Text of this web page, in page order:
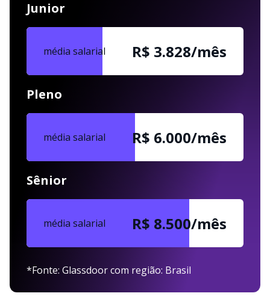
Junior
média salarial R$ 3.828/mês
Pleno
média salarial R$ 6.000/mês
Sênior
média salarial R$ 8.500/mês
*Fonte: Glassdoor com região: Brasil